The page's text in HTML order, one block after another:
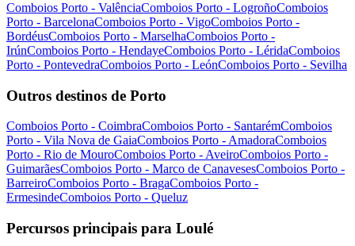
Comboios Porto - ValênciaComboios Porto - LogroñoComboios
Porto - BarcelonaComboios Porto - VigoComboios Porto -
BordéusComboios Porto - MarselhaComboios Porto -
IrúnComboios Porto - HendayeComboios Porto - LéridaComboios
Porto - PontevedraComboios Porto - LeónComboios Porto - Sevilha
Outros destinos de Porto
Comboios Porto - CoimbraComboios Porto - SantarémComboios
Porto - Vila Nova de GaiaComboios Porto - AmadoraComboios
Porto - Rio de MouroComboios Porto - AveiroComboios Porto -
GuimarãesComboios Porto - Marco de CanavesesComboios Porto -
BarreiroComboios Porto - BragaComboios Porto -
ErmesindeComboios Porto - Queluz
Percursos principais para Loulé